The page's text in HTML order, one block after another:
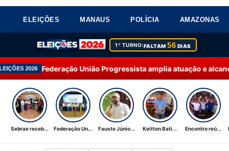
ELEIÇÕES MANAUS POLÍCIA AMAZONAS
1º TURNO:FALTAM56 DIAS
União Progressista amplia atuação e alcança 92% dos
Sebrae receb... Federação Un... Fausto Júnio... Keitton Bati... Encontro reú...